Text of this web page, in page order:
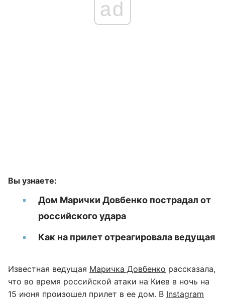
ad
Вы узнаете:
Дом Марички Довбенко пострадал от
российского удара
Как на прилет отреагировала ведущая
Известная ведущая Маричка Довбенко рассказала,
что во время российской атаки на Киев в ночь на
15 июня произошел прилет в ее дом. В Instagram